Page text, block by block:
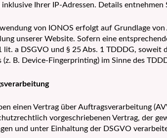
inklusive Ihrer IP-Adressen. Details
von IONOS erfolgt auf Grundlage
unserer Website. Sofern eine
lit. a DSGVO und § 25 Abs. 1 TDDDG,
(z. B. Device-Fingerprinting) im Sinne des
einen Vertrag über Auftragsverarbeitung
vorgeschriebenen Vertrag, der
und unter Einhaltung der DSGVO